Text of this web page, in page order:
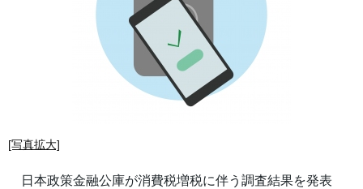
[写真拡大]
日本政策金融公庫が消費税増税に伴う調査結果を発表